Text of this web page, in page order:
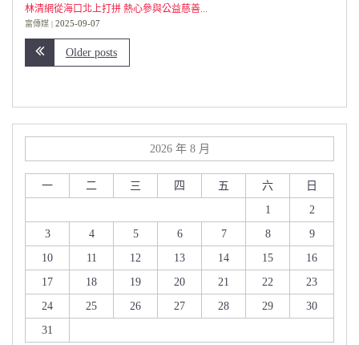
林清網從海口北上打拼 熱心參與公益慈善...
富傳媒 2025-09-07
Older posts
2026 年 8 月
一 二 三 四 五 六
日
1
2
3
4 5 6 7 8
9
10
11 12 13 14 15
16
17
18 19 20 21 22
23
24
25 26 27 28 29
30
31